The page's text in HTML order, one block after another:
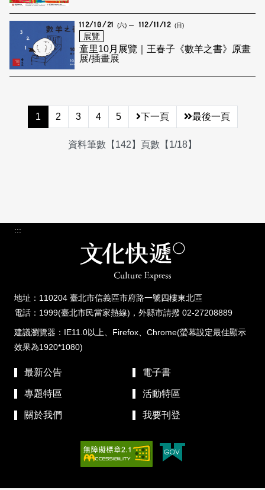
112/10/21 (六) 112/11/12 (日)
展覽
童里10月展覽｜王春子《數羊之書》原畫
展/插畫展
1 2 3 4 5 下一頁 最後一頁
資料筆數【142】頁數【1/18】
:::
地址：110204 臺北市信義區市府路一號四樓東北區
電話：1999(臺北市民當家熱線)，外縣市請撥 02-27208889
建議瀏覽器：IE11.0以上、Firefox、Chrome(螢幕設定最佳顯示
效果為1920*1080)
最新公告 電子書
專題特區 活動特區
關於我們 我要刊登